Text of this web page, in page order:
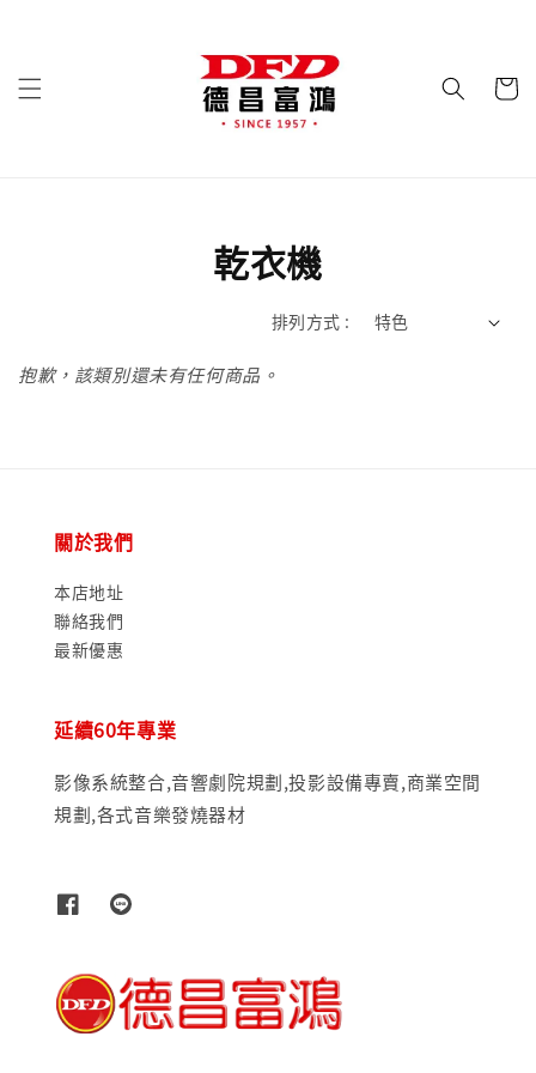
乾衣機
排列方式 :
抱歉，該類別還未有任何商品。
關於我們
本店地址
聯絡我們
最新優惠
延續60年專業
影像系統整合,音響劇院規劃,投影設備專賣,商業空間
規劃,各式音樂發燒器材